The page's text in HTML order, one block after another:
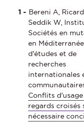
Bereni A, Ricard
Seddik W,
Sociétés en
en
d'études et de
recherches
internationales
Conflits
regards croisés
nécessaire